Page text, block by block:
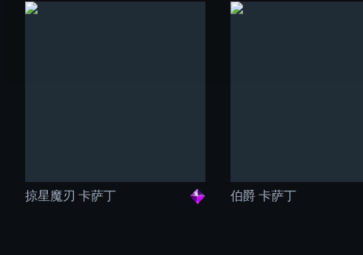
掠星魔刃 卡萨丁 伯爵 卡萨丁